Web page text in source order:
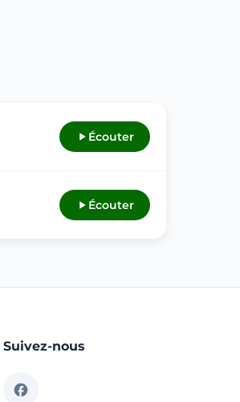
Écouter
Écouter
Suivez-nous